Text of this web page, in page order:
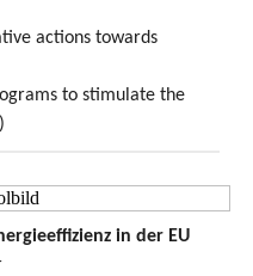
actions towards
to stimulate the
)
in der EU